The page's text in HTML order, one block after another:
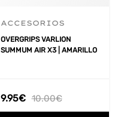
ACCESORIOS
OVERGRIPS VARLION
SUMMUM AIR X3 | AMARILLO
10.00€
9.95€